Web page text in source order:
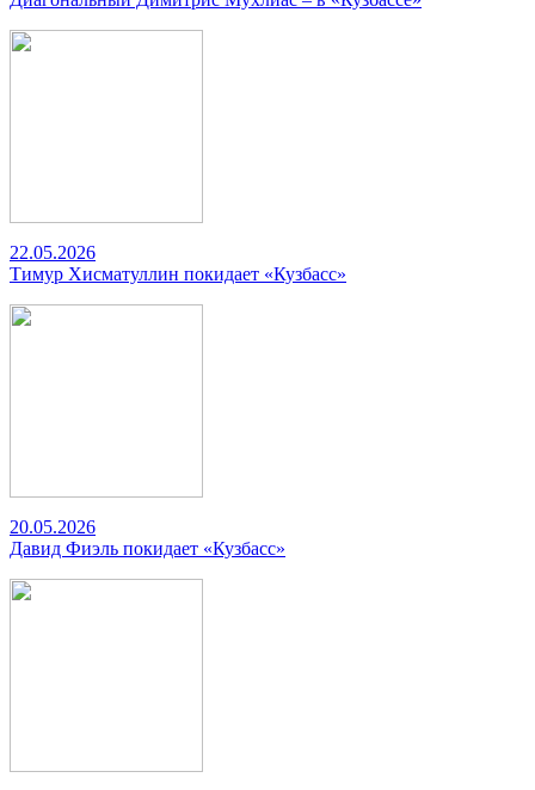
22.05.2026
Тимур Хисматуллин покидает «Кузбасс»
20.05.2026
Давид Фиэль покидает «Кузбасс»